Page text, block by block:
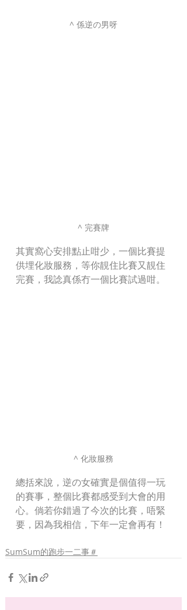
^ 係逆の男呀
^ 完賽牌
其實窩心安排點止咁少，一個比賽提
供埋化妝服務，等你靚住比賽又靚住
完賽，我諗真係冇一個比賽試過咁。
^ 化妝服務
總括來說，逆の女確實是個值得一玩
的賽事，整個比賽都感受到大會的用
心。倘若你錯過了今次的比賽，唔緊
要，因為我相信，下年一定會再有！
SumSum的跑步一二事＃